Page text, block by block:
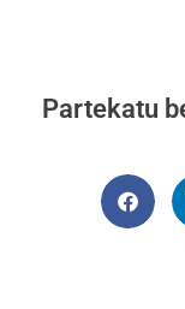
Partekatu